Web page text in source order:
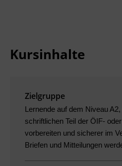
Kursinhalte
Zielgruppe
Lernende auf dem Niveau
schriftlichen Teil der ÖIF-
vorbereiten und sicherer im
Briefen und Mitteilungen